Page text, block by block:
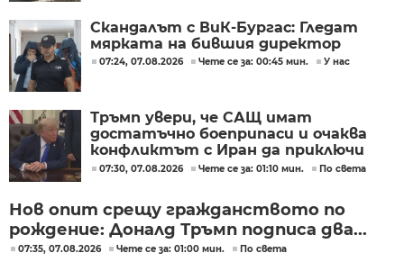
Скандалът с ВиК-Бургас: Гледат
мярката на бившия директор
07:24, 07.08.2026 Чете се за: 00:45 мин. У нас
Тръмп увери, че САЩ имат
достатъчно боеприпаси и очаква
конфликтът с Иран да приключи
скоро
07:30, 07.08.2026 Чете се за: 01:10 мин. По света
Нов опит срещу гражданството по
рождение: Доналд Тръмп подписа два...
07:35, 07.08.2026 Чете се за: 01:00 мин. По света